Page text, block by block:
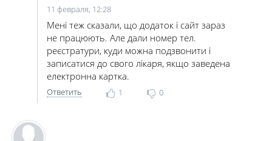
11 февраля, 12:28
Мені теж сказали, що додаток і сайт зараз
не працюють. Але дали номер тел.
реєстратури, куди можна подзвонити і
записатися до свого лікаря, якщо заведена
електронна картка.
Ответить 1 0